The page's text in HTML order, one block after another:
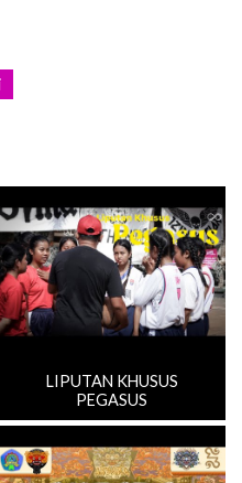
LIPUTAN KHUSUS
PEGASUS